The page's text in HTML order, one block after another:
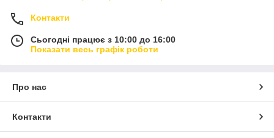
Контакти
Сьогодні працює з 10:00 до 16:00
Показати весь графік роботи
Про нас
Контакти